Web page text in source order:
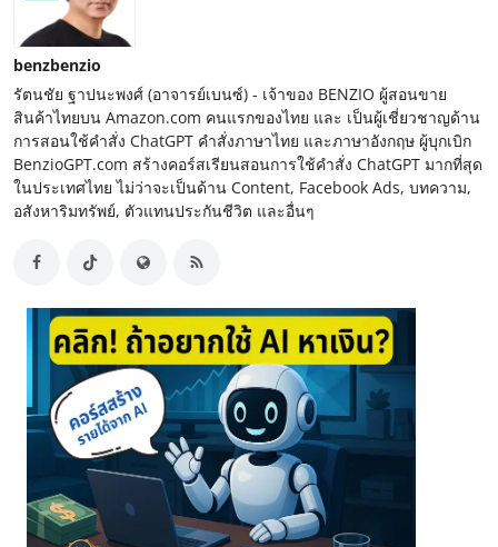
benzbenzio
รัตนชัย ฐาปนะพงศ์ (อาจารย์เบนซ์) - เจ้าของ BENZIO ผู้สอนขาย
สินค้าไทยบน Amazon.com คนแรกของไทย และ เป็นผู้เชี่ยวชาญด้าน
การสอนใช้คำสั่ง ChatGPT คำสั่งภาษาไทย และภาษาอังกฤษ ผู้บุกเบิก
BenzioGPT.com สร้างคอร์สเรียนสอนการใช้คำสั่ง ChatGPT มากที่สุด
ในประเทศไทย ไม่ว่าจะเป็นด้าน Content, Facebook Ads, บทความ,
อสังหาริมทรัพย์, ตัวแทนประกันชีวิต และอื่นๆ